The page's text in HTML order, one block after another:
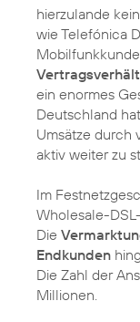
hierzulande
wie Telefónica
ein enormes
Deutschland
Umsätze durch
aktiv weiter zu
Im
Wholesale-
Die
Endkunden
Die Zahl der
Millionen.